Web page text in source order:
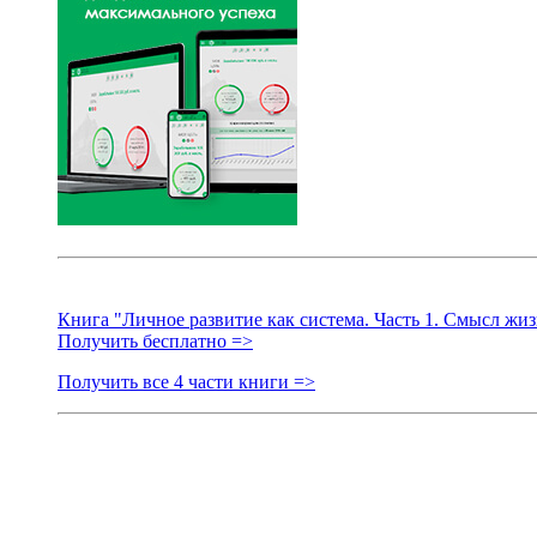
Книга "Личное развитие как система. Часть 1. Смысл
Получить бесплатно =>
Получить все 4 части книги =>